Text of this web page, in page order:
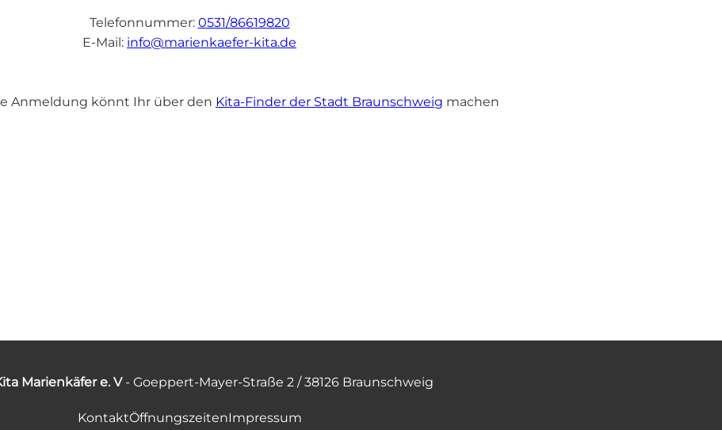
Telefonnummer: 0531/86619820
E-Mail: info@marienkaefer-kita.de
Anmeldung könnt Ihr über den Kita-Finder der Stadt Braunschweig machen
Marienkäfer e. V- Goeppert-Mayer-Straße 2 / 38126 Braunschweig
KontaktÖffnungszeitenImpressum